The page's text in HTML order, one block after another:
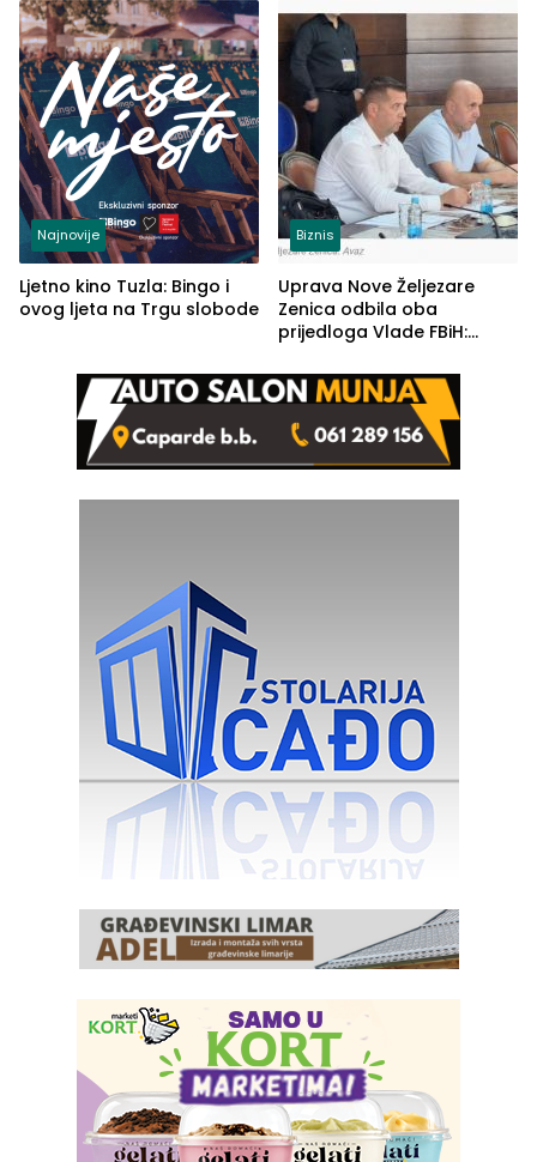
(FOTO)
Najnovije
Ljetno kino Tuzla: Bingo i
ovog ljeta na Trgu slobode
Biznis
Uprava Nove Željezare
Zenica odbila oba
prijedloga Vlade FBiH:
rješenje